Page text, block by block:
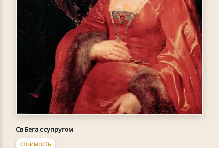
Св Бега с супругом
СТОИМОСТЬ